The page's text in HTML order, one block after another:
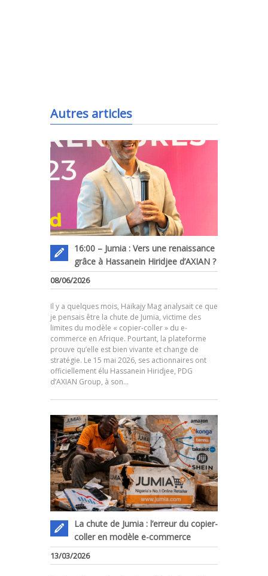
Autres articles
16:00 – Jumia : Vers une renaissance
grâce à Hassanein Hiridjee d’AXIAN ?
08/06/2026
Il y a quelques mois, Haikajy Mag analysait ce que
je pensais être la chute de Jumia, victime des
limites du modèle « copier-coller » du e-
commerce en Afrique. Pourtant, la plateforme
prouve qu’elle est bien vivante et change de
stratégie. Le 15 mai 2026, ses actionnaires ont
officiellement élu Hassanein Hiridjee, PDG
d’AXIAN Group, à son…
La chute de Jumia : l’erreur du copier-
coller en modèle e-commerce
13/03/2026